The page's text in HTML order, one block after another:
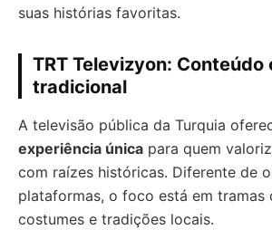
suas histórias favoritas.
TRT Televizyon: Conteúdo
tradicional
A televisão pública da Turquia
experiência única para quem
com raízes históricas. Diferente de
plataformas, o foco está em tramas
costumes e tradições locais.